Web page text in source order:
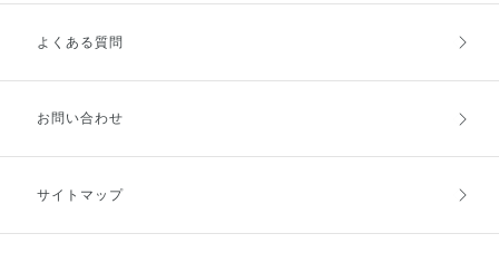
ご利用ガイドトップ
お支払方法
キャンセル・返品・交換
よくある質問
お問い合わせ
サイトマップ